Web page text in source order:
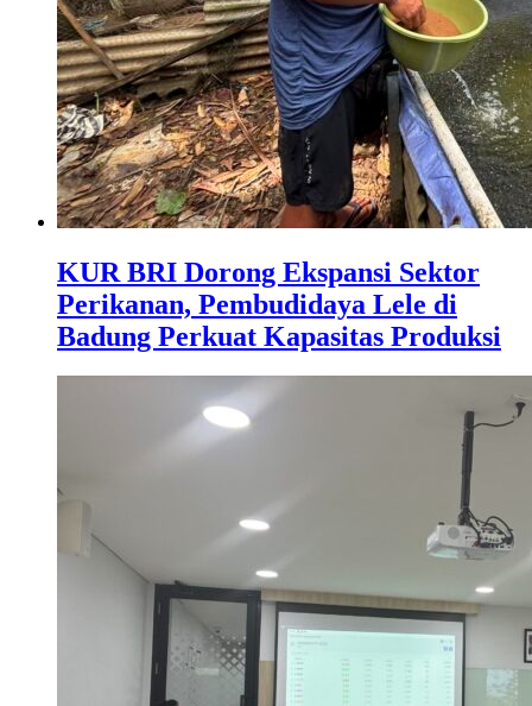
KUR BRI Dorong Ekspansi Sektor
Perikanan, Pembudidaya Lele di
Badung Perkuat Kapasitas Produksi